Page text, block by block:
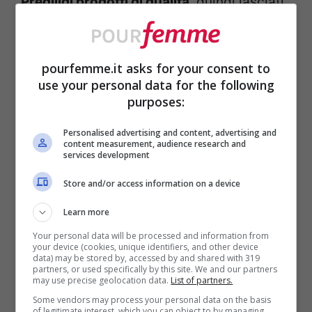
consigliare i brand dal tuo hairstylist di
fiducia. Non dimenticare di applicare il
termoprotettore prima di usare sia il phon
che la piastra, quindi proteggi sempre la
tua chioma dalle fonti di calore.
A questo punto gli step sono quasi
terminati, come ultima cosa dovrai fare un
bel taglio per
rovinatadella tua chioma. Ora i tuoi capelli
sono pronti per ricevere una nuova hair
care routine studiata ad hoc.
pourfemme.it asks for your consent to
use your personal data for the following
purposes:
Personalised advertising and content, advertising and
content measurement, audience research and
services development
Store and/or access information on a device
Learn more
Your personal data will be processed and information from
your device (cookies, unique identifiers, and other device
data) may be stored by, accessed by and shared with 319
partners, or used specifically by this site. We and our partners
may use precise geolocation data. List of partners.
Some vendors may process your personal data on the basis